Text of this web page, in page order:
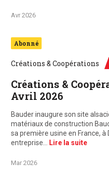
Avr 2026
Abonné
Créations & Coopérations
Créations &
Avril 2026
Bauder inaugure son site
matériaux de construction
sa première usine en France,
entreprise… Lire la suite
Mar 2026